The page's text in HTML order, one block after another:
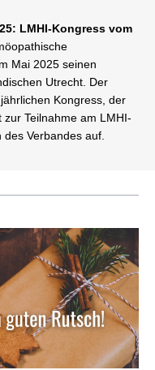
LMHI-Kongress vom
Mai 2025 seinen
Utrecht. Der
Kongress, der
Teilnahme am LMHI-
Verbandes auf.